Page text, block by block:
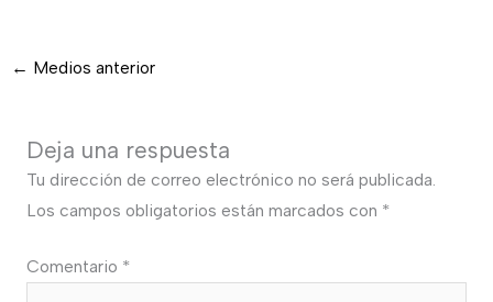
← Medios anterior
Deja una respuesta
Tu dirección de correo electrónico no será publicada.
Los campos obligatorios están marcados con *
Comentario *